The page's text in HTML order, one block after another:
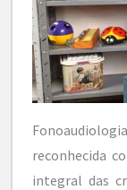
reconhecida
integral das